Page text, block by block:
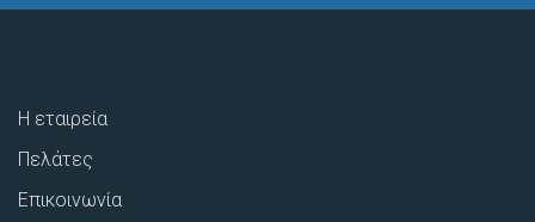
Η εταιρεία
Πελάτες
Επικοινωνία